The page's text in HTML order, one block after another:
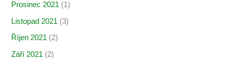
Prosinec 2021 (1)
Listopad 2021 (3)
Říjen 2021 (2)
Září 2021 (2)